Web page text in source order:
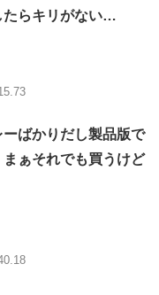
たらキリがない…
ばかりだし製品版で
ぁそれでも買うけど